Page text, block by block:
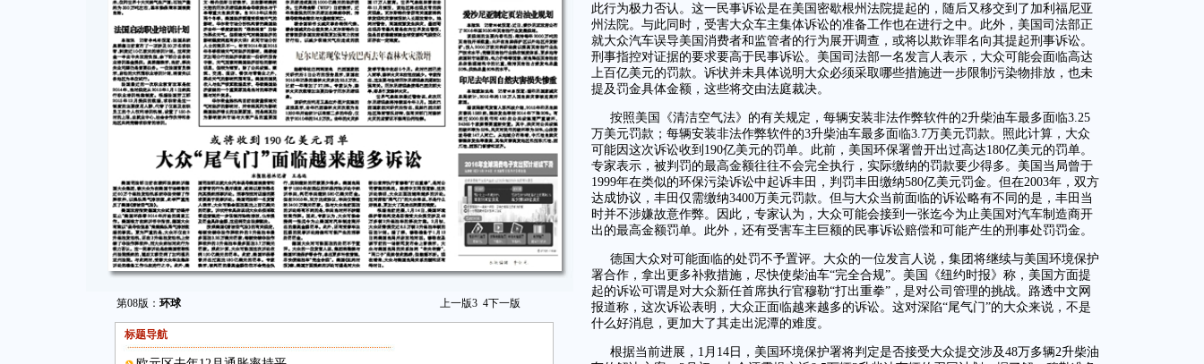
第08版： 环球 上一版3 4下一版
标题导航
此行为极力否认。这一民事诉讼是在美国密歇根州法院提起的，随后又移交到了加利福尼亚
州法院。与此同时，受害大众车主集体诉讼的准备工作也在进行之中。此外，美国司法部正
就大众汽车误导美国消费者和监管者的行为展开调查，或将以欺诈罪名向其提起刑事诉讼。
刑事指控对证据的要求要高于民事诉讼。美国司法部一名发言人表示，大众可能会面临高达
上百亿美元的罚款。诉状并未具体说明大众必须采取哪些措施进一步限制污染物排放，也未
提及罚金具体金额，这些将交由法庭裁决。
按照美国《清洁空气法》的有关规定，每辆安装非法作弊软件的2升柴油车最多面临3.25
万美元罚款；每辆安装非法作弊软件的3升柴油车最多面临3.7万美元罚款。照此计算，大众
可能因这次诉讼收到190亿美元的罚单。此前，美国环保署曾开出过高达180亿美元的罚单。
专家表示，被判罚的最高金额往往不会完全执行，实际缴纳的罚款要少得多。美国当局曾于
1999年在类似的环保污染诉讼中起诉丰田，判罚丰田缴纳580亿美元罚金。但在2003年，双方
达成协议，丰田仅需缴纳3400万美元罚款。但与大众当前面临的诉讼略有不同的是，丰田当
时并不涉嫌故意作弊。因此，专家认为，大众可能会接到一张迄今为止美国对汽车制造商开
出的最高金额罚单。此外，还有受害车主巨额的民事诉讼赔偿和可能产生的刑事处罚罚金。
德国大众对可能面临的处罚不予置评。大众的一位发言人说，集团将继续与美国环境保护
署合作，拿出更多补救措施，尽快使柴油车“完全合规”。美国《纽约时报》称，美国方面提
起的诉讼可谓是对大众新任首席执行官穆勒“打出重拳”，是对公司管理的挑战。路透中文网
报道称，这次诉讼表明，大众正面临越来越多的诉讼。这对深陷“尾气门”的大众来说，不是
什么好消息，更加大了其走出泥潭的难度。
根据当前进展，1月14日，美国环境保护署将判定是否接受大众提交涉及48万多辆2升柴油